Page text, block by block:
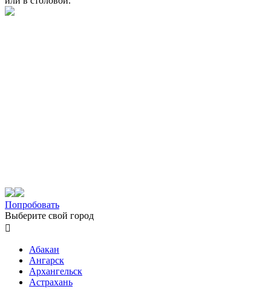
Попробовать
Выберите свой город

Абакан
Ангарск
Архангельск
Астрахань